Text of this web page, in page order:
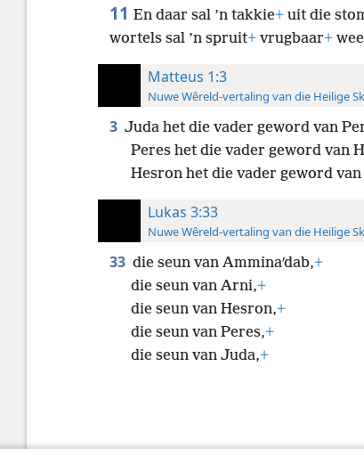
11 En daar sal ’n takkie+uit die
wortels sal ’n spruit+vrugbaar+
Matteus 1:3
Nuwe Wêreld-vertaling van die Heilige
3 Juda het die vader geword van
Peres het die vader geword van
Hesron het die vader geword van
Lukas 3:33
Nuwe Wêreld-vertaling van die Heilige
33 die seun van Amminaʹdab,+
die seun van Arni,+
die seun van Hesron,+
die seun van Peres,+
die seun van Juda,+